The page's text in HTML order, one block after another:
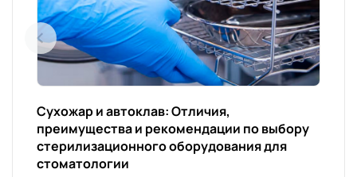
Сухожар и автоклав: Отличия,
преимущества и рекомендации по выбору
стерилизационного оборудования для
стоматологии